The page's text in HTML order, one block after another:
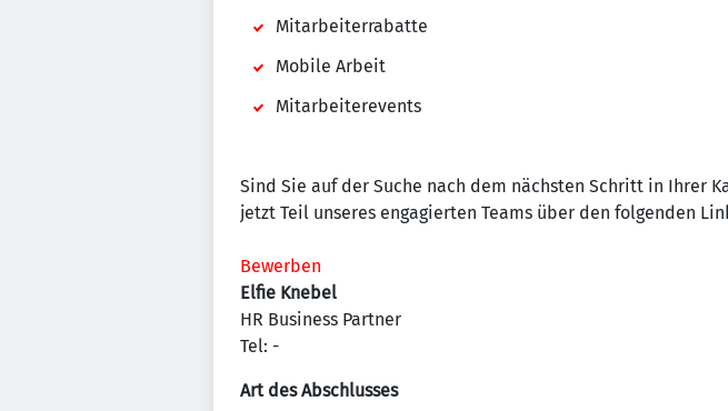
Mitarbeiterrabatte
Mobile Arbeit
Mitarbeiterevents
Sind Sie auf der Suche nach dem nächsten Schritt in Ihrer
jetzt Teil unseres engagierten Teams über den folgenden
Bewerben
Elfie Knebel
HR Business Partner
Tel: -
Art des Abschlusses